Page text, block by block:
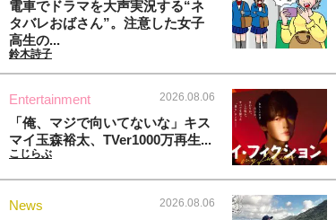
電車でドラマを大声実況する“ネ
タバレおばさん”。注意した女子
高生の...
鈴木詩子
Entertainment 2026.08.06
「俺、マジで向いてないな」キス
マイ玉森裕太、TVer1000万再生...
こじらぶ
News 2026.08.06